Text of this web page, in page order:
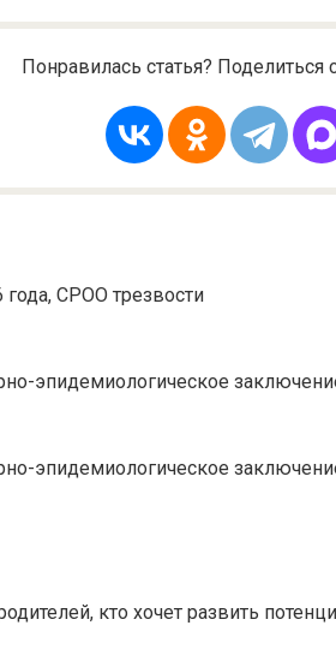
Понравилась статья? Поделиться
года, СРОО трезвости
эпидемиологическое
эпидемиологическое
кто хочет развить